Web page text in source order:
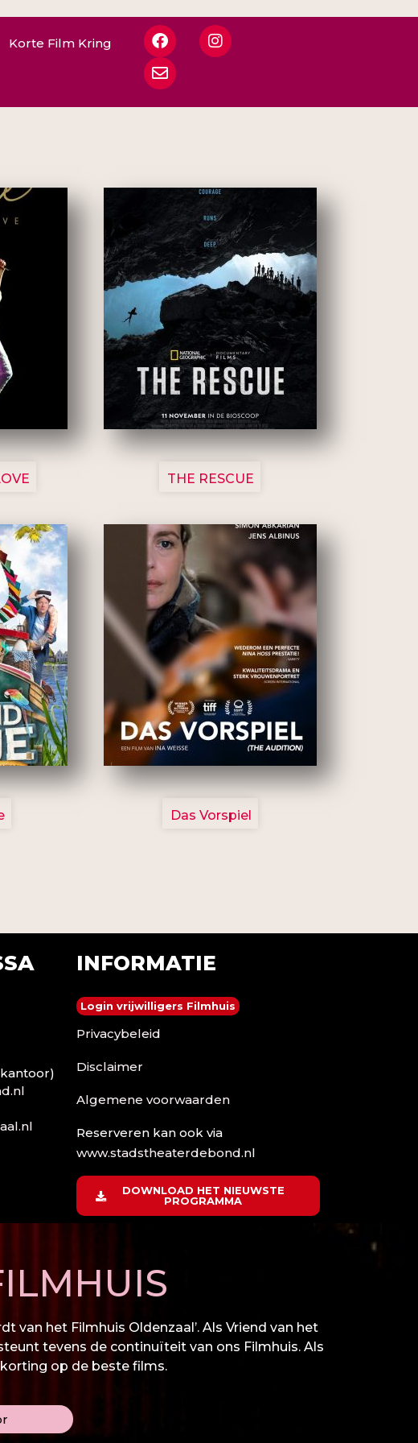
Korte Film Kring
3148
THE RESCUE
2777
Das Vorspiel
van het Filmhuis Oldenzaal’. Als Vriend van het
tevens de continuïteit van ons Filmhuis. Als
op de beste films.
INFORMATIE
Login vrijwilligers Filmhuis
Privacybeleid
Disclaimer
Algemene voorwaarden
Reserveren kan ook via
www.stadstheaterdebond.nl
DOWNLOAD HET NIEUWSTE
PROGRAMMA